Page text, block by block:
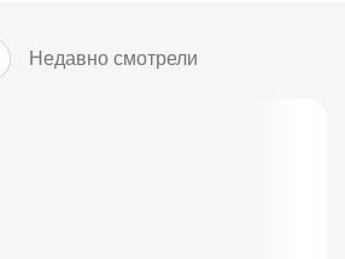
Недавно смотрели